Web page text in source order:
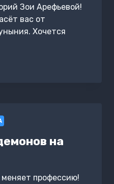
Зои Арефьевой!
вас от
Хочется
на
профессию!